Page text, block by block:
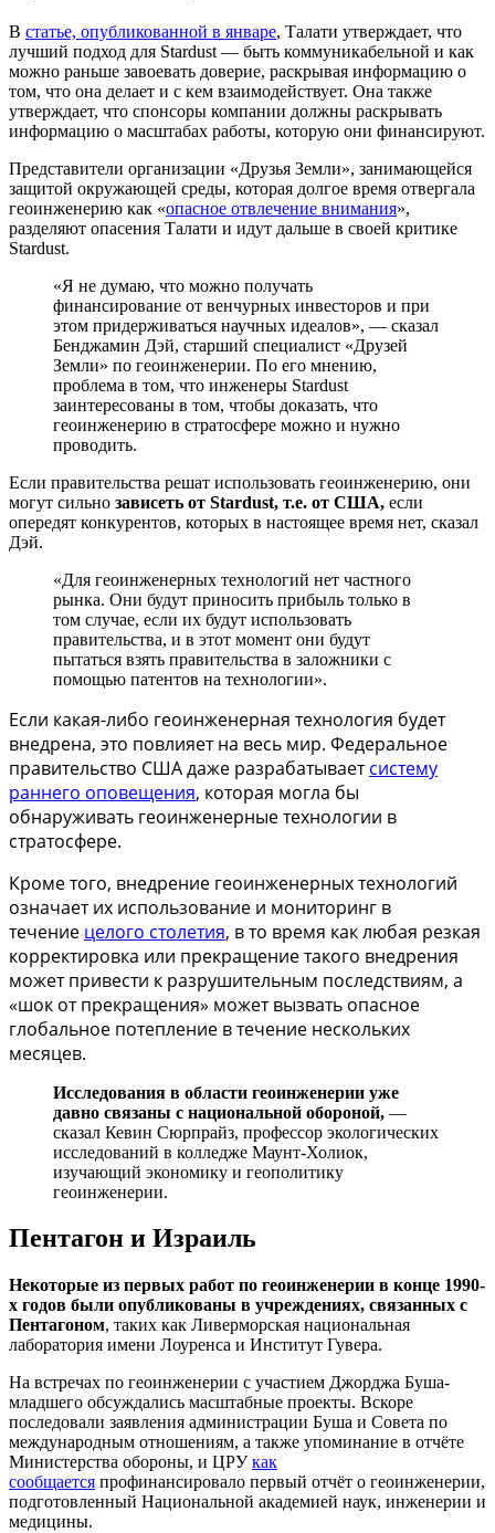
В статье, опубликованной в январе, Талати утверждает, что
лучший подход для Stardust — быть коммуникабельной и как
можно раньше завоевать доверие, раскрывая информацию о
том, что она делает и с кем взаимодействует. Она также
утверждает, что спонсоры компании должны раскрывать
информацию о масштабах работы, которую они финансируют.
Представители организации «Друзья Земли», занимающейся
защитой окружающей среды, которая долгое время отвергала
геоинженерию как «опасное отвлечение внимания»,
разделяют опасения Талати и идут дальше в своей критике
Stardust.
«Я не думаю, что можно получать
финансирование от венчурных инвесторов и при
этом придерживаться научных идеалов», — сказал
Бенджамин Дэй, старший специалист «Друзей
Земли» по геоинженерии. По его мнению,
проблема в том, что инженеры Stardust
заинтересованы в том, чтобы доказать, что
геоинженерию в стратосфере можно и нужно
проводить.
Если правительства решат использовать геоинженерию, они
могут сильно зависеть от Stardust, т.е. от США, если
опередят конкурентов, которых в настоящее время нет, сказал
Дэй.
«Для геоинженерных технологий нет частного
рынка. Они будут приносить прибыль только в
том случае, если их будут использовать
правительства, и в этот момент они будут
пытаться взять правительства в заложники с
помощью патентов на технологии».
Если какая-либо геоинженерная технология будет
внедрена, это повлияет на весь мир. Федеральное
правительство США даже разрабатываетсистему
раннего оповещения, которая могла бы
обнаруживать геоинженерные технологии в
стратосфере.
Кроме того, внедрение геоинженерных технологий
означает их использование и мониторинг в
течение целого столетия, в то время как любая резкая
корректировка или прекращение такого внедрения
может привести к разрушительным последствиям, а
«шок от прекращения» может вызвать опасное
глобальное потепление в течение нескольких
месяцев.
Исследования в области геоинженерии уже
давно связаны с национальной обороной, —
сказал Кевин Сюрпрайз, профессор экологических
исследований в колледже Маунт-Холиок,
изучающий экономику и геополитику
геоинженерии.
Пентагон и Израиль
Некоторые из первых работ по геоинженерии в конце 1990-
х годов были опубликованы в учреждениях, связанных с
Пентагоном, таких как Ливерморская национальная
лаборатория имени Лоуренса и Институт Гувера.
На встречах по геоинженерии с участием Джорджа Буша-
младшего обсуждались масштабные проекты. Вскоре
последовали заявления администрации Буша и Совета по
международным отношениям, а также упоминание в отчёте
Министерства обороны, и ЦРУкак
сообщается профинансировало первый отчёт о геоинженерии,
подготовленный Национальной академией наук, инженерии и
медицины.